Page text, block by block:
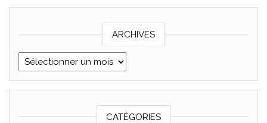
ARCHIVES
Archives
CATÉGORIES